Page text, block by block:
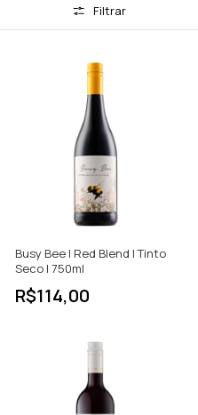
Filtrar
Busy Bee | Red Blend | Tinto
Seco | 750ml
R$114,00